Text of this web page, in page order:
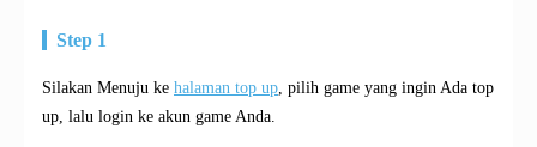
Step 1
Silakan Menuju ke halaman top up , pilih game yang ingin Ada top
up, lalu login ke akun game Anda.